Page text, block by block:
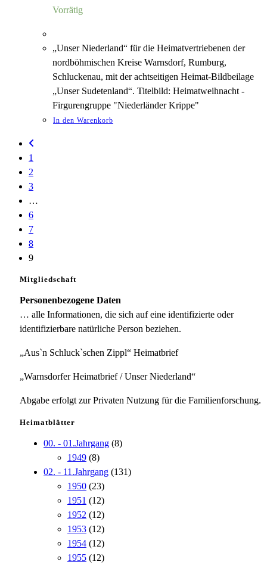
Vorrätig
„Unser Niederland“ für die Heimatvertriebenen der
nordböhmischen Kreise Warnsdorf, Rumburg,
Schluckenau, mit der achtseitigen Heimat-Bildbeilage
„Unser Sudetenland“. Titelbild: Heimatweihnacht -
Firgurengruppe "Niederländer Krippe"
In den Warenkorb
1
2
3
…
6
7
8
9
Mitgliedschaft
Personenbezogene Daten
… alle Informationen, die sich auf eine identifizierte oder
identifizierbare natürliche Person beziehen.
„Aus`n Schluck`schen Zippl“ Heimatbrief
„Warnsdorfer Heimatbrief / Unser Niederland“
Abgabe erfolgt zur Privaten Nutzung für die Familienforschung.
Heimatblätter
00. - 01.Jahrgang (8)
1949 (8)
02. - 11.Jahrgang (131)
1950 (23)
1951 (12)
1952 (12)
1953 (12)
1954 (12)
1955 (12)